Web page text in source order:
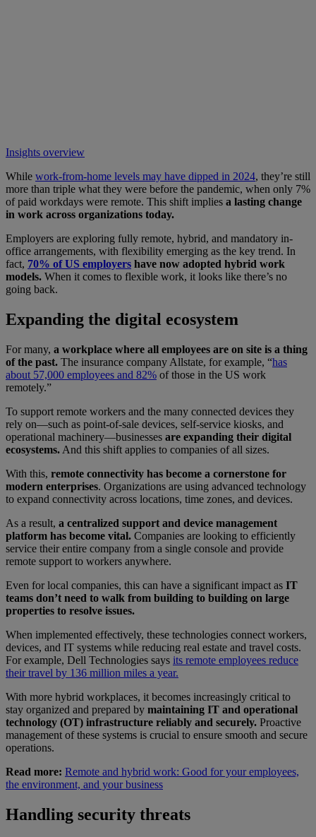
Insights overview
While work-from-home levels may have dipped in 2024, they’re still
more than triple what they were before the pandemic, when only 7%
of paid workdays were remote. This shift implies a lasting change
in work across organizations today.
Employers are exploring fully remote, hybrid, and mandatory in-
office arrangements, with flexibility emerging as the key trend. In
fact, 70% of US employers have now adopted hybrid work
models. When it comes to flexible work, it looks like there’s no
going back.
Expanding the digital ecosystem
For many, a workplace where all employees are on site is a thing
of the past. The insurance company Allstate, for example, “has
about 57,000 employees and 82% of those in the US work
remotely.”
To support remote workers and the many connected devices they
rely on—such as point-of-sale devices, self-service kiosks, and
operational machinery—businesses are expanding their digital
ecosystems. And this shift applies to companies of all sizes.
With this, remote connectivity has become a cornerstone for
modern enterprises. Organizations are using advanced technology
to expand connectivity across locations, time zones, and devices.
As a result, a centralized support and device management
platform has become vital. Companies are looking to efficiently
service their entire company from a single console and provide
remote support to workers anywhere.
Even for local companies, this can have a significant impact as IT
teams don’t need to walk from building to building on large
properties to resolve issues.
When implemented effectively, these technologies connect workers,
devices, and IT systems while reducing real estate and travel costs.
For example, Dell Technologies says its remote employees reduce
their travel by 136 million miles a year.
With more hybrid workplaces, it becomes increasingly critical to
stay organized and prepared by maintaining IT and operational
technology (OT) infrastructure reliably and securely. Proactive
management of these systems is crucial to ensure smooth and secure
operations.
Read more: Remote and hybrid work: Good for your employees,
the environment, and your business
Handling security threats